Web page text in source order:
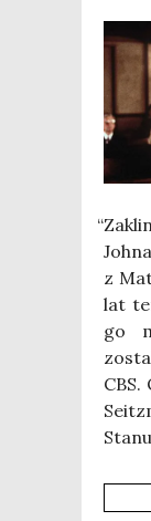
“
z
lat
go